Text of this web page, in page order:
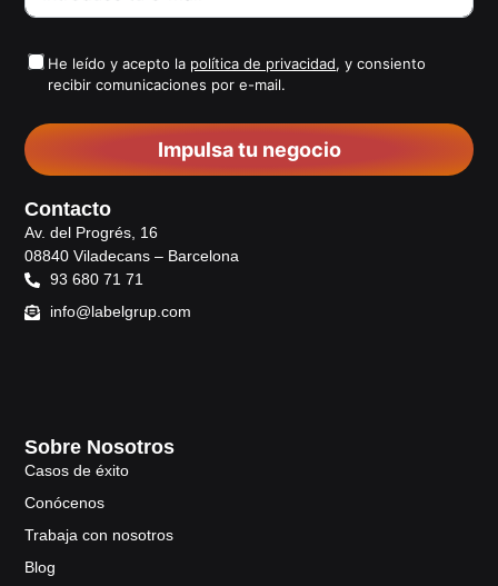
Sobre Nosotros
Casos de éxito
Conócenos
Trabaja con nosotros
Blog
He leído y acepto la política de privacidad, y consiento
recibir comunicaciones por e-mail.
Impulsa tu negocio
Contacto
Av. del Progrés, 16
08840 Viladecans – Barcelona
93 680 71 71
info@labelgrup.com